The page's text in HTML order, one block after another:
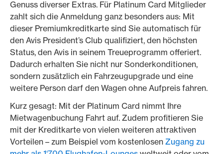
Genuss diverser Extras. Für Platinum Card Mitglieder
zahlt sich die Anmeldung ganz besonders aus: Mit
dieser Premiumkreditkarte sind Sie automatisch für
den Avis President’s Club qualifiziert, den höchsten
Status, den Avis in seinem Treueprogramm offeriert.
Dadurch erhalten Sie nicht nur Sonderkonditionen,
sondern zusätzlich ein Fahrzeugupgrade und eine
weitere Person darf den Wagen ohne Aufpreis fahren.
Kurz gesagt: Mit der Platinum Card nimmt Ihre
Mietwagenbuchung Fahrt auf. Zudem profitieren Sie
mit der Kreditkarte von vielen weiteren attraktiven
Vorteilen – zum Beispiel vom kostenlosen Zugang zu